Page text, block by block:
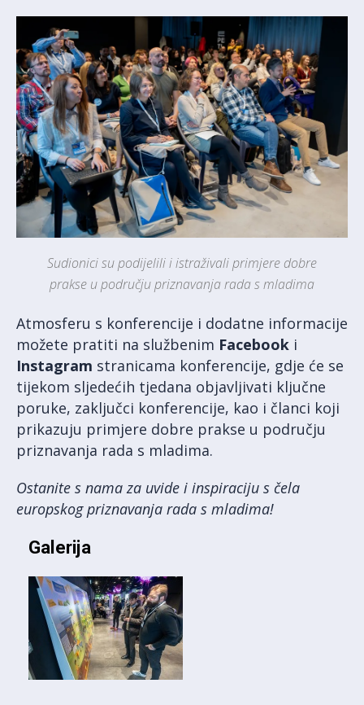
Sudionici su podijelili i istraživali primjere dobre
prakse u području priznavanja rada s mladima
Atmosferu s konferencije i dodatne informacije
možete pratiti na službenim Facebook i
Instagram stranicama konferencije, gdje će se
tijekom sljedećih tjedana objavljivati ključne
poruke, zaključci konferencije, kao i članci koji
prikazuju primjere dobre prakse u području
priznavanja rada s mladima.
Ostanite s nama za uvide i inspiraciju s čela
europskog priznavanja rada s mladima!
Galerija